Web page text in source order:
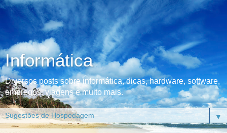
Informática
Diversos posts sobre informática, dicas, hardware, software,
empregos, viagens e muito mais.
▼